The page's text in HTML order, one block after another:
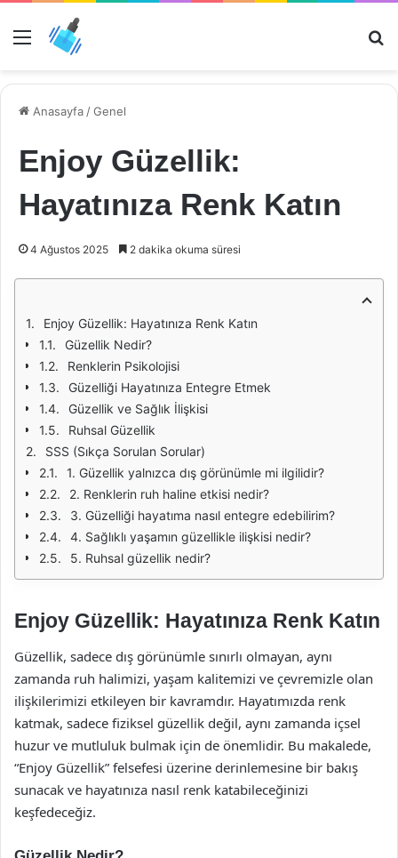
Menü
Anasayfa /Genel
Enjoy Güzellik:
Hayatınıza Renk Katın
4 Ağustos 2025 2 dakika okuma süresi
Enjoy Güzellik: Hayatınıza Renk Katın
Güzellik Nedir?
Renklerin Psikolojisi
Güzelliği Hayatınıza Entegre Etmek
Güzellik ve Sağlık İlişkisi
Ruhsal Güzellik
SSS (Sıkça Sorulan Sorular)
1. Güzellik yalnızca dış görünümle mi ilgilidir?
2. Renklerin ruh haline etkisi nedir?
3. Güzelliği hayatıma nasıl entegre edebilirim?
4. Sağlıklı yaşamın güzellikle ilişkisi nedir?
5. Ruhsal güzellik nedir?
Enjoy Güzellik: Hayatınıza Renk Katın
Güzellik, sadece dış görünümle sınırlı olmayan, aynı
zamanda ruh halimizi, yaşam kalitemizi ve çevremizle olan
ilişkilerimizi etkileyen bir kavramdır. Hayatımızda renk
katmak, sadece fiziksel güzellik değil, aynı zamanda içsel
huzur ve mutluluk bulmak için de önemlidir. Bu makalede,
“Enjoy Güzellik” felsefesi üzerine derinlemesine bir bakış
sunacak ve hayatınıza nasıl renk katabileceğinizi
keşfedeceğiz.